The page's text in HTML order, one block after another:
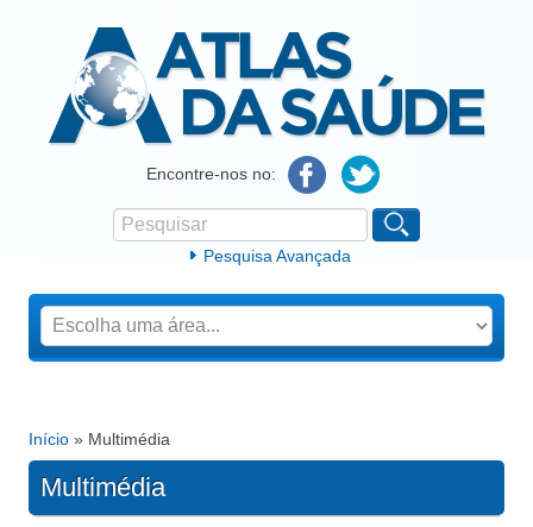
Atlas da SaúdeEncontre-nos no:
Formulário de procura
Pesquisar
Pesquisa Avançada
Está aqui
Início » Multimédia
Multimédia